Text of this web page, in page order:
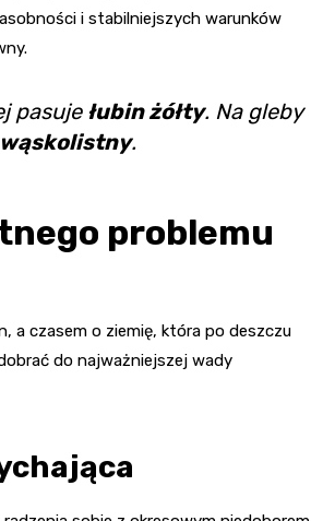
i stabilniejszych warunków
pasuje łubin żółty. Na gleby
.
problemu
a czasem o ziemię, która po deszczu
do najważniejszej wady